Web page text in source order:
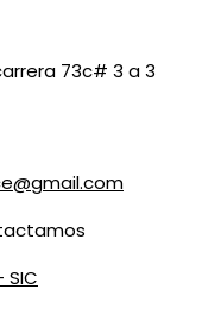
73c# 3 a 3
SIC